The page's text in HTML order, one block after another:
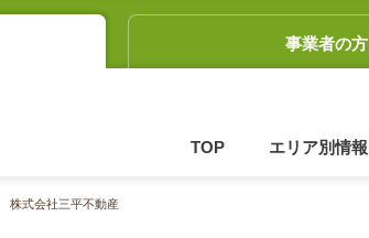
事業者の方
TOP エリア別情報
株式会社三平不動産